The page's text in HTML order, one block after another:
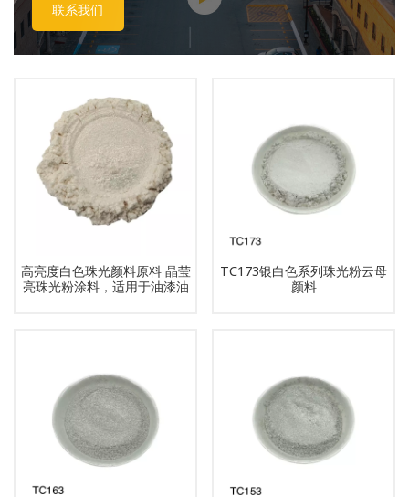
联系我们
高亮度白色珠光颜料原料 晶莹
亮珠光粉涂料，适用于油漆油
TC173银白色系列珠光粉云母
颜料